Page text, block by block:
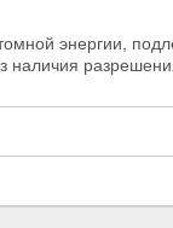
энергии,
наличия